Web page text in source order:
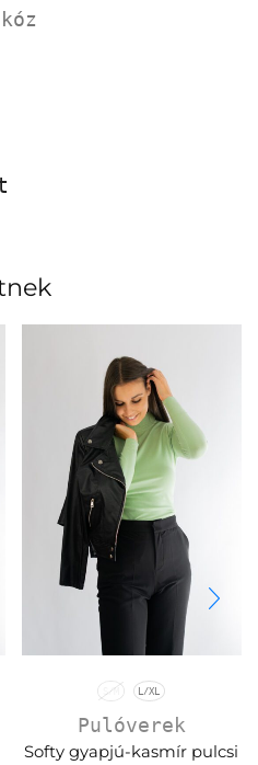
S/M L/XL
Pulóverek
Softy gyapjú-kasmír pulcsi